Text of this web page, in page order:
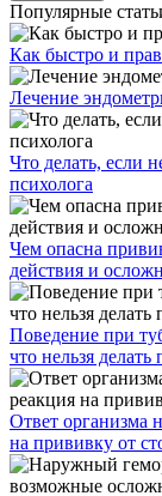
Популярные
Как быстро и
Лечение
Что делать, если
психолога
Чем опасна
действия и
Поведение при
что нельзя
Ответ организма
на прививку от